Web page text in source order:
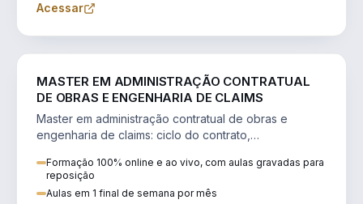
Acessar
MASTER EM ADMINISTRAÇÃO CONTRATUAL
DE OBRAS E ENGENHARIA DE CLAIMS
Master em administração contratual de obras e
engenharia de claims: ciclo do contrato,
Formação 100% online e ao vivo, com aulas gravadas para
reposição
Aulas em 1 final de semana por mês